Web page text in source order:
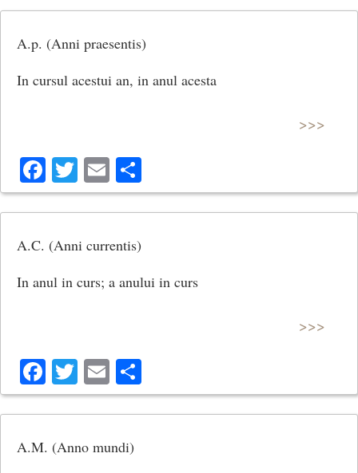
A.p. (Anni praesentis)
In cursul acestui an, in anul acesta
>>>
Facebook
Twitter
Email
A.C. (Anni currentis)
In anul in curs; a anului in curs
>>>
Facebook
Twitter
Email
A.M. (Anno mundi)